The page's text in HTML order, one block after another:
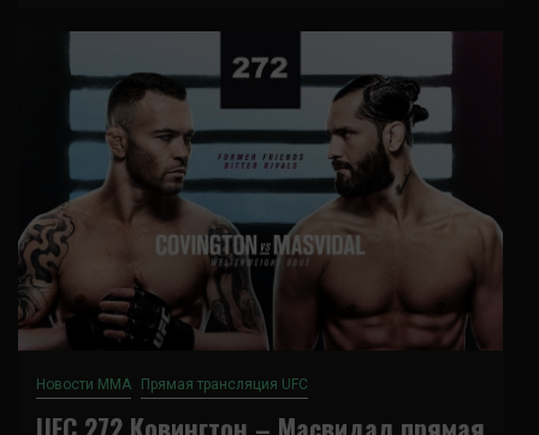
Новости ММА Прямая трансляция UFC